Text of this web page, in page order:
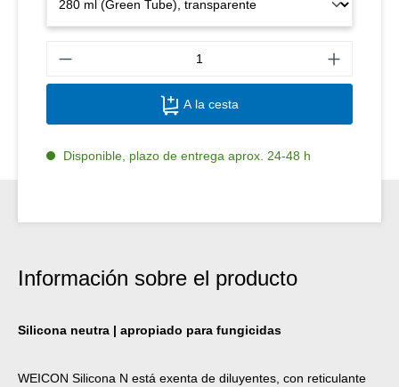
A la cesta
Disponible, plazo de entrega aprox. 24-48 h
Información sobre el producto
Silicona neutra | apropiado para fungicidas
WEICON Silicona N está exenta de diluyentes, con reticulante